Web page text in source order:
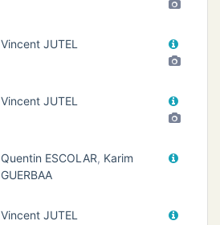
Vincent JUTEL
Vincent JUTEL
Quentin ESCOLAR, Karim
GUERBAA
Vincent JUTEL